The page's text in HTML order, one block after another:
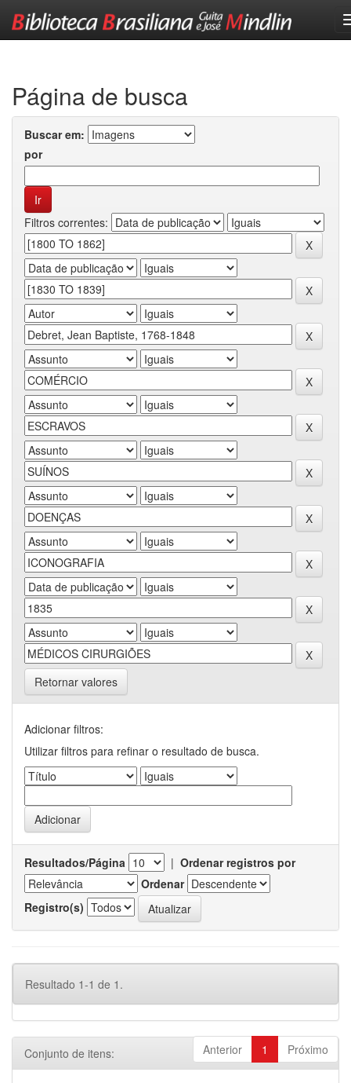
Página de busca
Buscar em:
por
Filtros correntes:
Retornar valores
Adicionar filtros:
Utilizar filtros para refinar o resultado de busca.
Resultados/Página | Ordenar registros por
Ordenar
Registro(s)
Resultado 1-1 de 1.
Anterior 1 Próximo
Conjunto de itens: